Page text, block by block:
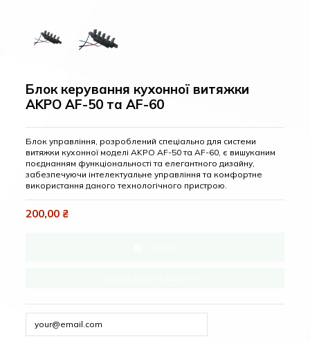
Блок керування кухонної витяжки
AKPO AF-50 та AF-60
Блок управління, розроблений спеціально для системи
витяжки кухонної моделі AKPO AF-50 та AF-60, є вишуканим
поєднанням функціональності та елегантного дизайну,
забезпечуючи інтелектуальне управління та комфортне
використання даного технологічного пристрою.
200,00 ₴